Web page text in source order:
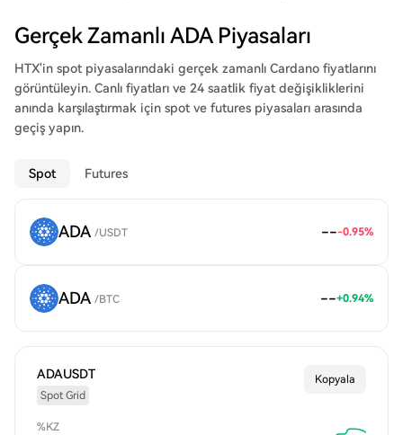
Gerçek Zamanlı ADA Piyasaları
HTX'in spot piyasalarındaki gerçek zamanlı Cardano fiyatlarını
görüntüleyin. Canlı fiyatları ve 24 saatlik fiyat değişikliklerini
anında karşılaştırmak için spot ve futures piyasaları arasında
geçiş yapın.
Spot Futures
ADA /USDT ---0.95%
ADA /BTC --+0.94%
ADAUSDT
Spot Grid
Kopyala
%KZ